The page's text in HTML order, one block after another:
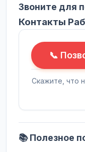
Звоните для
Контакты
📞
Скажите, что
📚 Полезное